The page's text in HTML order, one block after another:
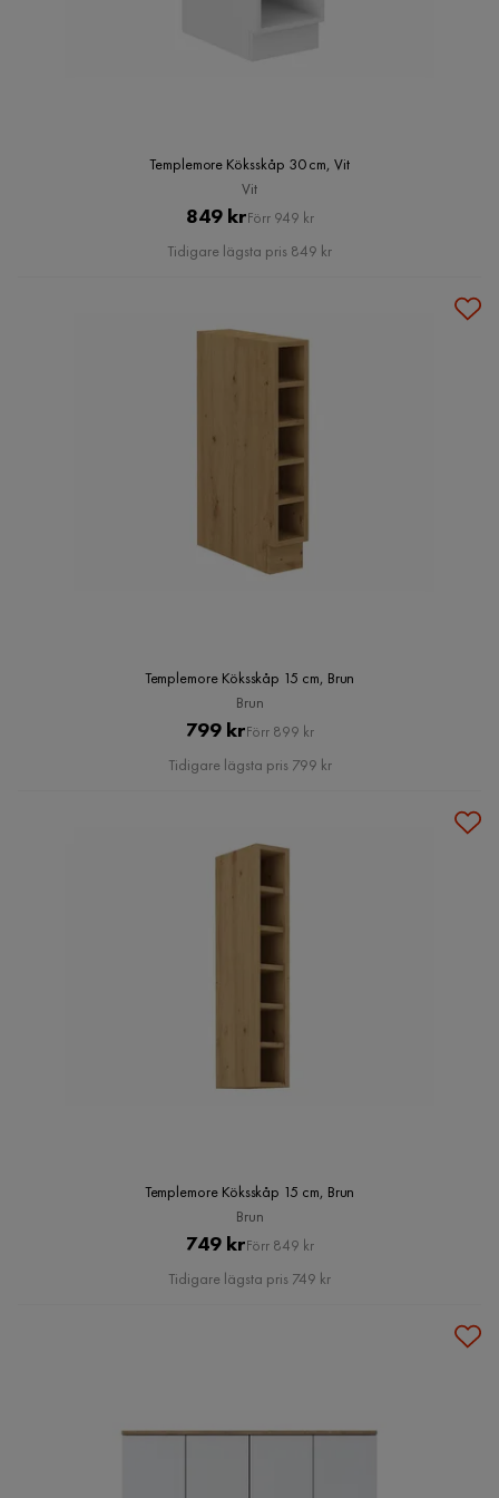
Templemore Köksskåp 30 cm, Vit
Vit
Pris
849 krOriginal
Pris
Förr 949 kr
Tidigare lägsta pris 849 kr
Templemore Köksskåp 15 cm, Brun
Brun
Pris
799 krOriginal
Pris
Förr 899 kr
Tidigare lägsta pris 799 kr
Templemore Köksskåp 15 cm, Brun
Brun
Pris
749 krOriginal
Pris
Förr 849 kr
Tidigare lägsta pris 749 kr